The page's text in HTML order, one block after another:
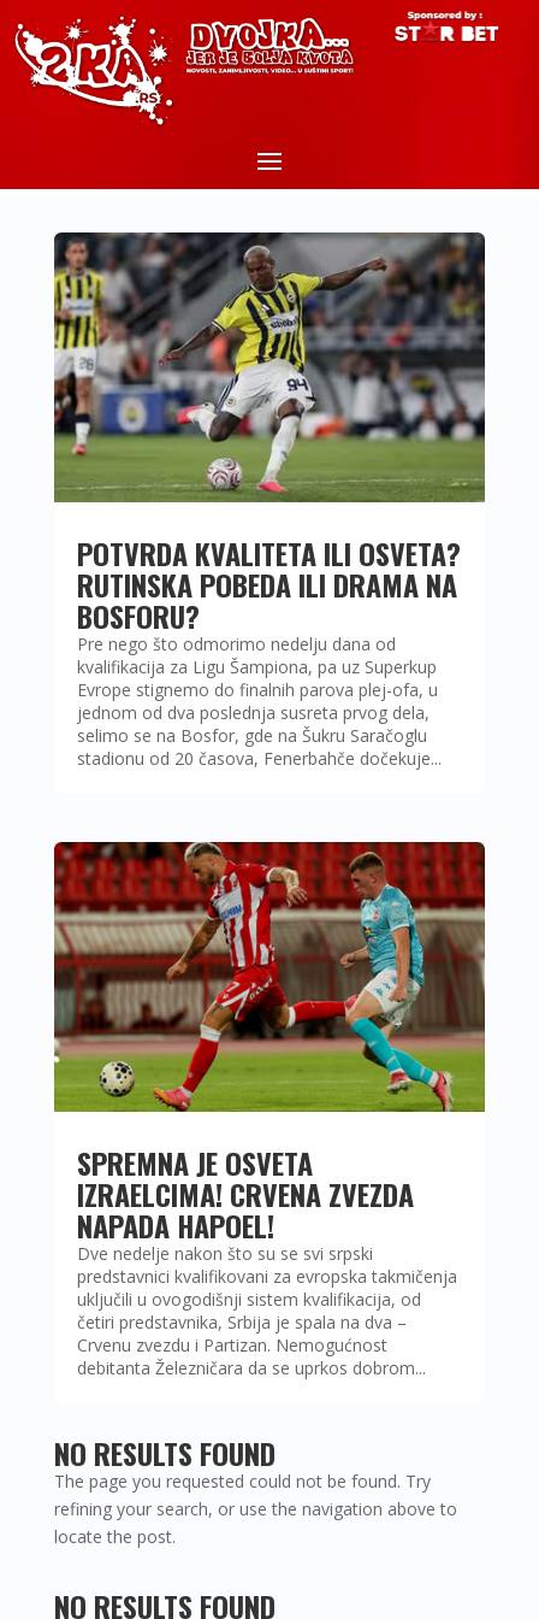
POTVRDA KVALITETA ILI OSVETA?
RUTINSKA POBEDA ILI DRAMA NA
BOSFORU?
Pre nego što odmorimo nedelju dana od
kvalifikacija za Ligu Šampiona, pa uz Superkup
Evrope stignemo do finalnih parova plej-ofa, u
jednom od dva poslednja susreta prvog dela,
selimo se na Bosfor, gde na Šukru Saračoglu
stadionu od 20 časova, Fenerbahče dočekuje...
SPREMNA JE OSVETA
IZRAELCIMA! CRVENA ZVEZDA
NAPADA HAPOEL!
Dve nedelje nakon što su se svi srpski
predstavnici kvalifikovani za evropska takmičenja
uključili u ovogodišnji sistem kvalifikacija, od
četiri predstavnika, Srbija je spala na dva –
Crvenu zvezdu i Partizan. Nemogućnost
debitanta Železničara da se uprkos dobrom...
NO RESULTS FOUND
The page you requested could not be found. Try
refining your search, or use the navigation above to
locate the post.
NO RESULTS FOUND